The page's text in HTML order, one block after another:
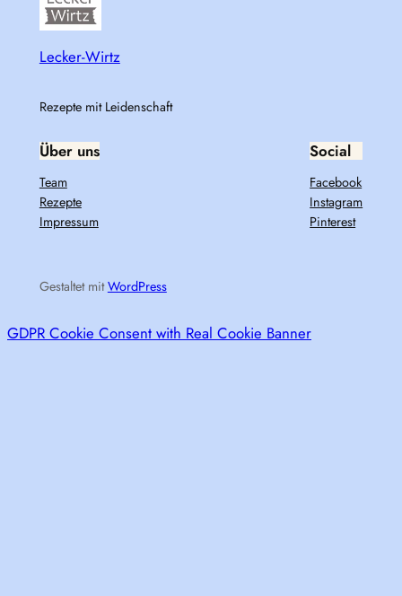
Lecker-Wirtz
Rezepte mit Leidenschaft
Über uns
Team
Rezepte
Impressum
Social
Facebook
Instagram
Pinterest
Gestaltet mitWordPress
GDPR Cookie Consent with Real Cookie Banner